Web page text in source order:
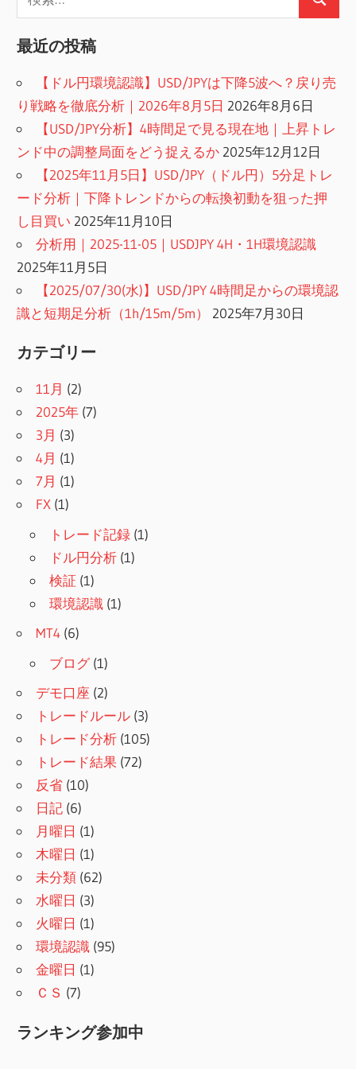
索:
検
最近の投稿
【ドル円環境認識】USD/JPYは下降5波へ？戻り売
り戦略を徹底分析｜2026年8月5日 2026年8月6日
【USD/JPY分析】4時間足で見る現在地｜上昇トレ
ンド中の調整局面をどう捉えるか 2025年12月12日
【2025年11月5日】USD/JPY（ドル円）5分足トレ
ード分析｜下降トレンドからの転換初動を狙った押
し目買い 2025年11月10日
分析用｜2025-11-05｜USDJPY 4H・1H環境認識
2025年11月5日
【2025/07/30(水)】USD/JPY 4時間足からの環境認
識と短期足分析（1h/15m/5m）
2025年7月30日
カテゴリー
11月 (2)
2025年 (7)
3月 (3)
4月 (1)
7月 (1)
FX (1)
トレード記録 (1)
ドル円分析 (1)
検証 (1)
環境認識 (1)
MT4 (6)
ブログ(1)
デモ口座 (2)
トレードルール (3)
トレード分析 (105)
トレード結果 (72)
反省 (10)
日記 (6)
月曜日 (1)
木曜日 (1)
未分類 (62)
水曜日 (3)
火曜日 (1)
環境認識 (95)
金曜日 (1)
ＣＳ (7)
ランキング参加中